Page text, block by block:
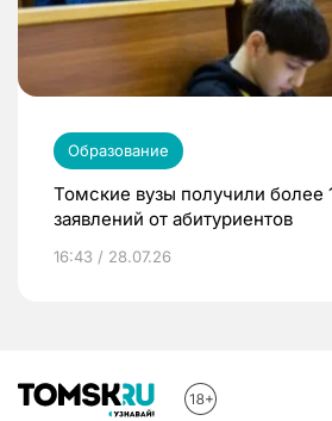
Образование
Томские вузы получили более
заявлений от абитуриентов
16:43 / 28.07.26